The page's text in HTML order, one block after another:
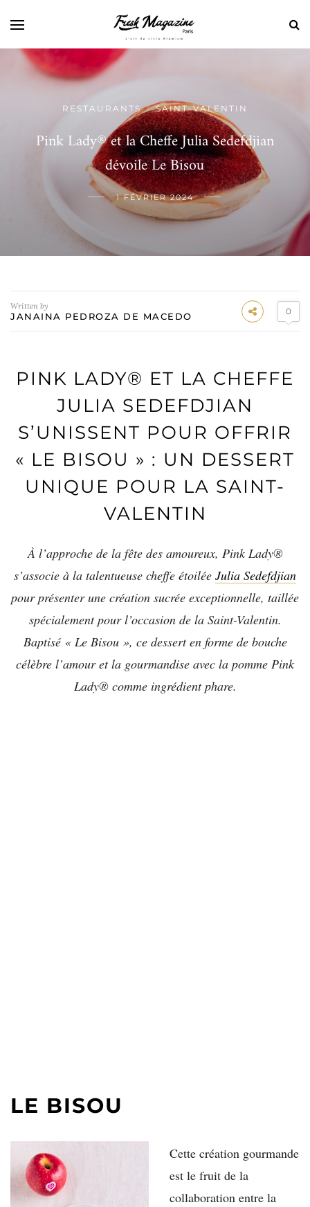
RESTAURANTS / SAINT-VALENTIN
Pink Lady® et la Cheffe Julia Sedefdjian
dévoile Le Bisou
1 FÉVRIER 2024
Written by
JANAINA PEDROZA DE MACEDO 0
PINK LADY® ET LA CHEFFE
JULIA SEDEFDJIAN
S’UNISSENT POUR OFFRIR
« LE BISOU » : UN DESSERT
UNIQUE POUR LA SAINT-
VALENTIN
À l’approche de la fête des amoureux, Pink Lady®
s’associe à la talentueuse cheffe étoilée Julia Sedefdjian
pour présenter une création sucrée exceptionnelle, taillée
spécialement pour l’occasion de la Saint-Valentin.
Baptisé « Le Bisou », ce dessert en forme de bouche
célèbre l’amour et la gourmandise avec la pomme Pink
Lady® comme ingrédient phare.
LE BISOU
Cette création gourmande
est le fruit de la
collaboration entre la